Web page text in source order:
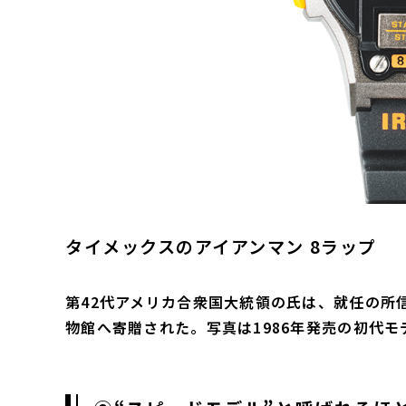
タイメックスのアイアンマン 8ラップ
第42代アメリカ合衆国大統領の氏は、就任の
物館へ寄贈された。写真は1986年発売の初代